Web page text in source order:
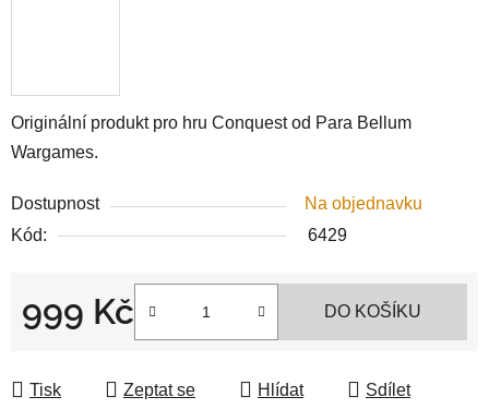
Originální produkt pro hru Conquest od Para Bellum
Wargames.
Dostupnost
Na objednavku
Kód:
6429
999 Kč DO KOŠÍKU
Tisk Zeptat se Hlídat Sdílet